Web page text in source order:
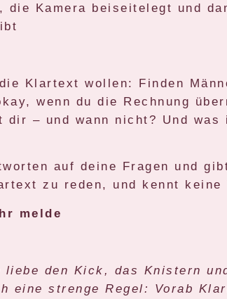
Kamera beiseitelegt und
Klartext wollen: Finden
wenn du die Rechnung
– und wann nicht? Und
auf deine Fragen und
zu reden, und kennt keine
melde
den Kick, das Knistern
eine strenge Regel: Vorab